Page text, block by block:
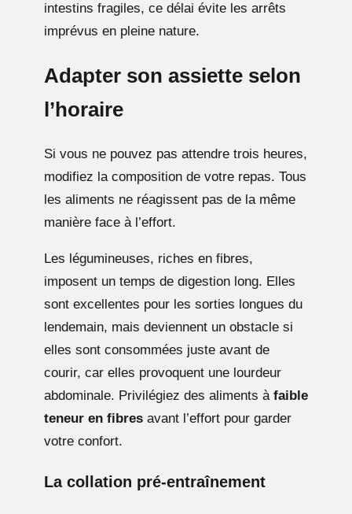
intestins fragiles, ce délai évite les arrêts
imprévus en pleine nature.
Adapter son assiette selon
l’horaire
Si vous ne pouvez pas attendre trois heures,
modifiez la composition de votre repas. Tous
les aliments ne réagissent pas de la même
manière face à l’effort.
Les légumineuses, riches en fibres,
imposent un temps de digestion long. Elles
sont excellentes pour les sorties longues du
lendemain, mais deviennent un obstacle si
elles sont consommées juste avant de
courir, car elles provoquent une lourdeur
abdominale. Privilégiez des aliments à faible
teneur en fibres avant l’effort pour garder
votre confort.
La collation pré-entraînement